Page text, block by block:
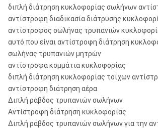
διπλή διάτρηση κυκλοφορίας σωλήνων
αντίστροφη διαδικασία διάτρυσης
αντίστροφος σωλήνας τρυπανιών
αυτό που είναι αντίστροφη διάτρηση
σωλήνας τρυπανιών μητρών
αντίστροφα κομμάτια κυκλοφορίας
διπλή διάτρηση κυκλοφορίας τοίχων
αντίστροφη διάτρηση αέρα
Διπλή ράβδος τρυπανιών σωλήνων
Αντίστροφη διάτρηση κυκλοφορίας
Διπλή ράβδος τρυπανιών σωλήνων για την